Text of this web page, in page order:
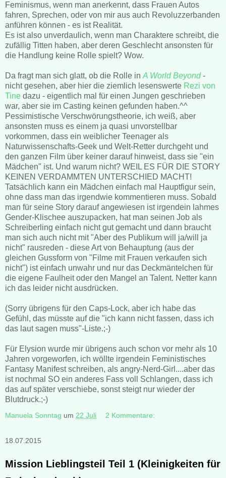
Feminismus, wenn man anerkennt, dass Frauen Autos
fahren, Sprechen, oder von mir aus auch Revoluzzerbanden
anführen können - es ist Realität.
Es ist also unverdaulich, wenn man Charaktere schreibt, die
zufällig Titten haben, aber deren Geschlecht ansonsten für
die Handlung keine Rolle spielt? Wow.
Da fragt man sich glatt, ob die Rolle inA World Beyond -
nicht gesehen, aber hier die ziemlich lesenswerte Rezi von
Tine dazu - eigentlich mal für einen Jungen geschrieben
war, aber sie im Casting keinen gefunden haben.^^
Pessimistische Verschwörungstheorie, ich weiß, aber
ansonsten muss es einem ja quasi unvorstellbar
vorkommen, dass ein weiblicher Teenager als
Naturwissenschafts-Geek und Welt-Retter durchgeht und
den ganzen Film über keiner darauf hinweist, dass sie "ein
Mädchen" ist. Und warum nicht? WEIL ES FÜR DIE STORY
KEINEN VERDAMMTEN UNTERSCHIED MACHT!
Tatsächlich kann ein Mädchen einfach mal Hauptfigur sein,
ohne dass man das irgendwie kommentieren muss. Sobald
man für seine Story darauf angewiesen ist irgendein lahmes
Gender-Klischee auszupacken, hat man seinen Job als
Schreiberling einfach nicht gut gemacht und dann braucht
man sich auch nicht mit "Aber des Publikum will ja/will ja
nicht" rausreden - diese Art von Behauptung (aus der
gleichen Gussform von "Filme mit Frauen verkaufen sich
nicht") ist einfach unwahr und nur das Deckmäntelchen für
die eigene Faulheit oder den Mangel an Talent. Netter kann
ich das leider nicht ausdrücken.
(Sorry übrigens für den Caps-Lock, aber ich habe das
Gefühl, das müsste auf die "ich kann nicht fassen, dass ich
das laut sagen muss"-Liste.;-)
Für Elysion wurde mir übrigens auch schon vor mehr als 10
Jahren vorgeworfen, ich wöllte irgendein Feministisches
Fantasy Manifest schreiben, als angry-Nerd-Girl....aber das
ist nochmal SO ein anderes Fass voll Schlangen, dass ich
das auf später verschiebe, sonst steigt nur wieder der
Blutdruck.;-)
Manuela Sonntag um 22 Juli 2 Kommentare:
18.07.2015
Mission Lieblingsteil Teil 1 (Kleinigkeiten für